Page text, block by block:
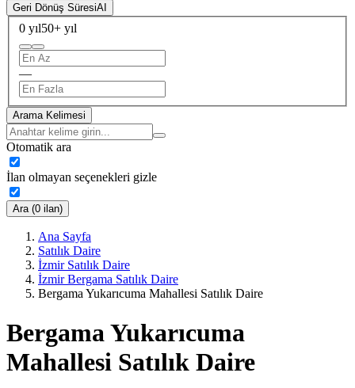
Geri Dönüş SüresiAI
0 yıl50+ yıl
—
Arama Kelimesi
Otomatik ara
İlan olmayan seçenekleri gizle
Ara (0 ilan)
Ana Sayfa
Satılık Daire
İzmir Satılık Daire
İzmir Bergama Satılık Daire
Bergama Yukarıcuma Mahallesi Satılık Daire
Bergama Yukarıcuma
Mahallesi Satılık Daire